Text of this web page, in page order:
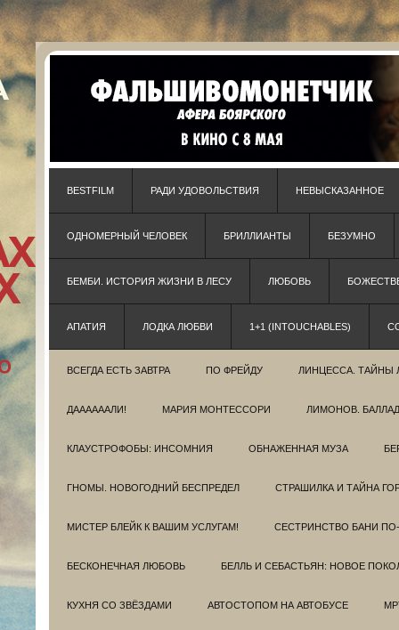
BESTFILM РАДИ УДОВОЛЬСТВИЯ НЕВЫСКАЗАННОЕ
ОДНОМЕРНЫЙ ЧЕЛОВЕК БРИЛЛИАНТЫ БЕЗУМНО
БЕМБИ. ИСТОРИЯ ЖИЗНИ В ЛЕСУ ЛЮБОВЬ
АПАТИЯ ЛОДКА ЛЮБВИ 1+1 (INTOUCHABLES)
ВСЕГДА ЕСТЬ ЗАВТРА ПО ФРЕЙДУ ЛИНЦЕССА. ТАЙНЫ
ДААААААЛИ! МАРИЯ МОНТЕССОРИ ЛИМОНОВ.
КЛАУСТРОФОБЫ: ИНСОМНИЯ ОБНАЖЕННАЯ МУЗА
ГНОМЫ. НОВОГОДНИЙ БЕСПРЕДЕЛ СТРАШИЛКА И ТАЙНА
МИСТЕР БЛЕЙК К ВАШИМ УСЛУГАМ! СЕСТРИНСТВО БАНИ
БЕСКОНЕЧНАЯ ЛЮБОВЬ БЕЛЛЬ И СЕБАСТЬЯН: НОВОЕ
КУХНЯ СО ЗВЁЗДАМИ АВТОСТОПОМ НА АВТОБУСЕ